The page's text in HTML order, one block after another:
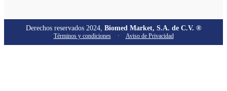
Derechos reservados 2024, Biomed Market, S.A. de C.V. ®
Términos y condiciones · Aviso de Privacidad